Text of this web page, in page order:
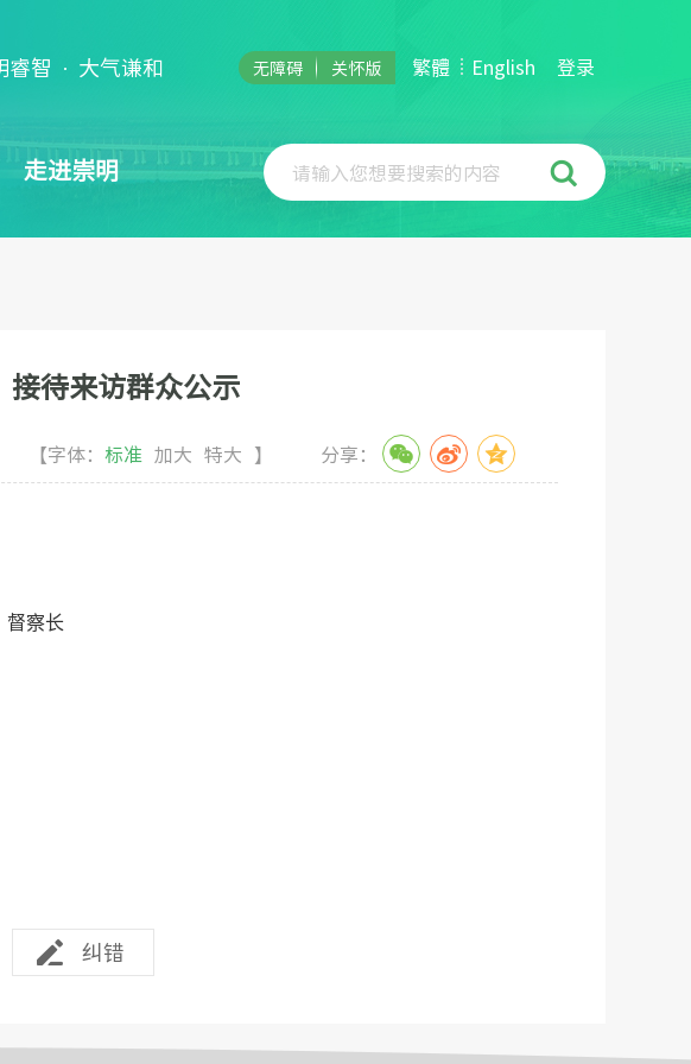
智 · 大气谦和 无障碍 关怀版 繁體 English 登录
走进崇明 请输入您想要搜索的内容
接待来访群众公示
【字体： 标准 加大 特大 】 分享：
察长
纠错